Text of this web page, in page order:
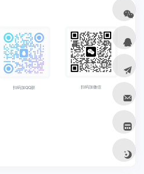
扫码加QQ群 扫码加微信